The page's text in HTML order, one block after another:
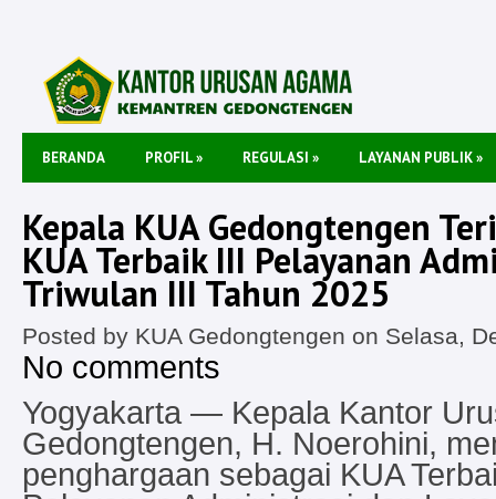
BERANDA PROFIL» REGULASI » LAYANAN PUBLIK»
Kepala KUA Gedongtengen
KUA Terbaik III Pelayanan
Triwulan III Tahun 2025
Posted by KUA Gedongtengen on Selasa,
No comments
Yogyakarta — Kepala Kantor
Gedongtengen, H. Noerohini,
penghargaan sebagai KUA